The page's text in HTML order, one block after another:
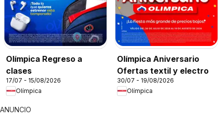
Olímpica Regreso a
clases
17/07 - 15/08/2026
Olímpica
Olímpica Aniversario
Ofertas textil y electro
30/07 - 19/08/2026
Olímpica
ANUNCIO